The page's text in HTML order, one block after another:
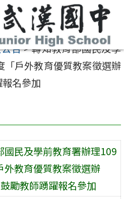
告>轉知教育部國民及學
「戶外教育優質教案徵選辦
名參加
國民及學前教育署辦理109
外教育優質教案徵選辦
勵教師踴躍報名參加